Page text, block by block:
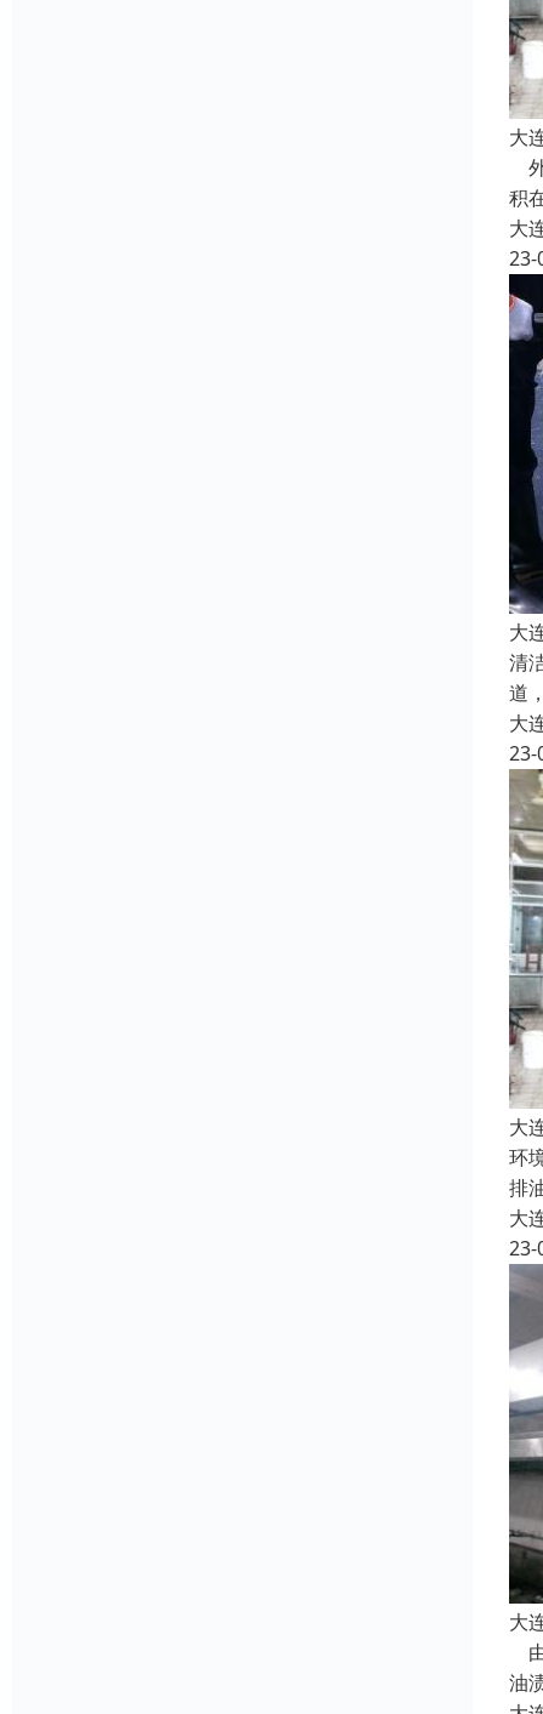
大
积
大
23-
大
清
道
大
23-
大
环
排
大
23-
大
油